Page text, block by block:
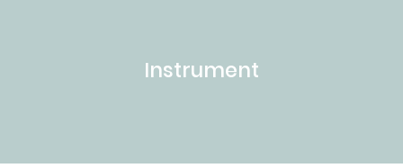
Instrument